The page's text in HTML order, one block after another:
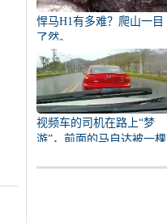
悍马H1有多难？爬山一目
了然。
视频车的司机在路上“梦
游”，前面的马自达被一棵